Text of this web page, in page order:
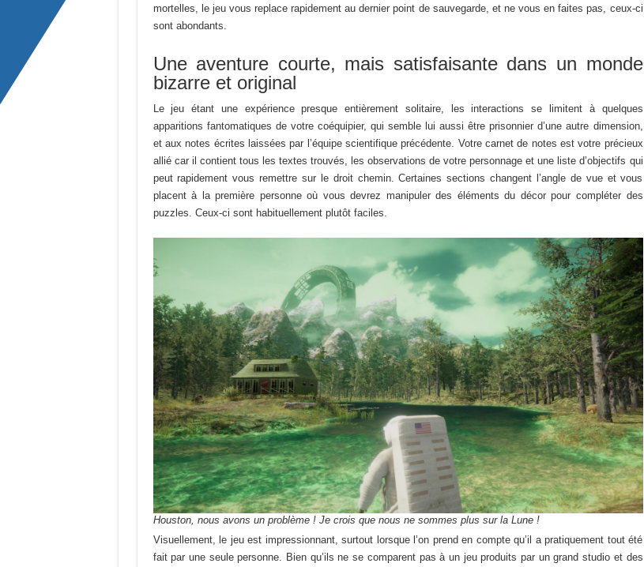
mortelles, le jeu vous replace rapidement au dernier point de sauvegarde, et ne vous en faites pas, ceux-ci
sont abondants.
Une aventure courte, mais satisfaisante dans un monde
bizarre et original
Le jeu étant une expérience presque entièrement solitaire, les interactions se limitent à quelques
apparitions fantomatiques de votre coéquipier, qui semble lui aussi être prisonnier d’une autre dimension,
et aux notes écrites laissées par l’équipe scientifique précédente. Votre carnet de notes est votre précieux
allié car il contient tous les textes trouvés, les observations de votre personnage et une liste d’objectifs qui
peut rapidement vous remettre sur le droit chemin. Certaines sections changent l’angle de vue et vous
placent à la première personne où vous devrez manipuler des éléments du décor pour compléter des
puzzles. Ceux-ci sont habituellement plutôt faciles.
Houston, nous avons un problème ! Je crois que nous ne sommes plus sur la Lune !
Visuellement, le jeu est impressionnant, surtout lorsque l’on prend en compte qu’il a pratiquement tout été
fait par une seule personne. Bien qu’ils ne se comparent pas à un jeu produits par un grand studio et des